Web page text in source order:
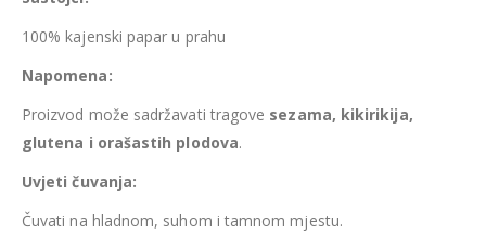
100% kajenski papar u prahu
Napomena:
Proizvod može sadržavati tragove sezama, kikirikija,
glutena i orašastih plodova.
Uvjeti čuvanja:
Čuvati na hladnom, suhom i tamnom mjestu.